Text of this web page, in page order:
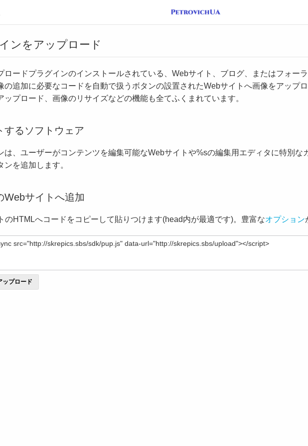
ンをアップロード
ロードプラグインのインストールされている、Webサイト、ブログ、またはフォー
の追加に必要なコードを自動で扱うボタンの設置されたWebサイトへ画像をアップ
ップロード、画像のリサイズなどの機能も全てふくまれています。
するソフトウェア
は、ユーザーがコンテンツを編集可能なWebサイトや%sの編集用エディタに特別な
ンを追加します。
Webサイトへ追加
のHTMLへコードをコピーして貼りつけます(head内が最適です)。豊富なオプション
ップロード